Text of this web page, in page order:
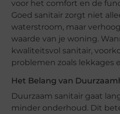
voor het comfort en de
Goed sanitair zorgt niet
waterstroom, maar
waarde van je woning.
kwaliteitsvol sanitair,
problemen zoals lekkages
Het Belang van
Duurzaam sanitair gaat
minder onderhoud. Dit